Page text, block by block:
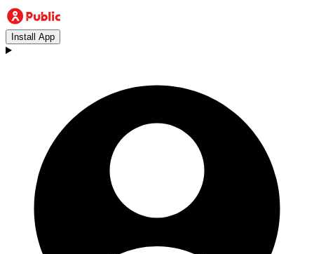
Install App